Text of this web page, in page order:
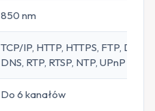
850 nm
TCP/IP, HTTP, HTTPS, FTP, DHCP,
DNS, RTP, RTSP, NTP, UPnP itd.
Do 6 kanałów